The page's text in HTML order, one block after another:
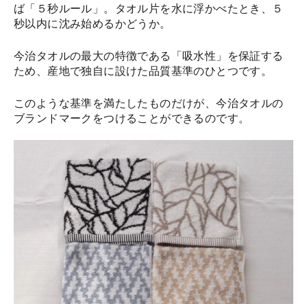
ば「５秒ルール」。タオル片を水に浮かべたとき、５
秒以内に沈み始めるかどうか。
今治タオルの最大の特徴である「吸水性」を保証する
ため、産地で独自に設けた品質基準のひとつです。
このような基準を満たしたものだけが、今治タオルの
ブランドマークをつけることができるのです。